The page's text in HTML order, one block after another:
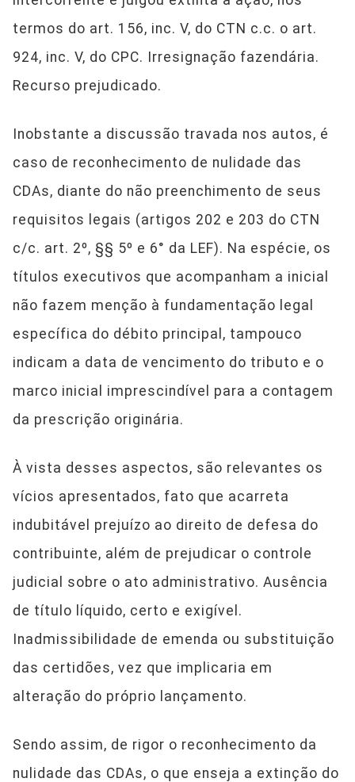
termos do art. 156, inc. V, do CTN c.c. o art.
924, inc. V, do CPC. Irresignação fazendária.
Recurso prejudicado.
Inobstante a discussão travada nos autos, é
caso de reconhecimento de nulidade das
CDAs, diante do não preenchimento de seus
requisitos legais (artigos 202 e 203 do CTN
c/c. art. 2º, §§ 5º e 6° da LEF). Na espécie, os
títulos executivos que acompanham a inicial
não fazem menção à fundamentação legal
específica do débito principal, tampouco
indicam a data de vencimento do tributo e o
marco inicial imprescindível para a contagem
da prescrição originária.
À vista desses aspectos, são relevantes os
vícios apresentados, fato que acarreta
indubitável prejuízo ao direito de defesa do
contribuinte, além de prejudicar o controle
judicial sobre o ato administrativo. Ausência
de título líquido, certo e exigível.
Inadmissibilidade de emenda ou substituição
das certidões, vez que implicaria em
alteração do próprio lançamento.
Sendo assim, de rigor o reconhecimento da
nulidade das CDAs, o que enseja a extinção do